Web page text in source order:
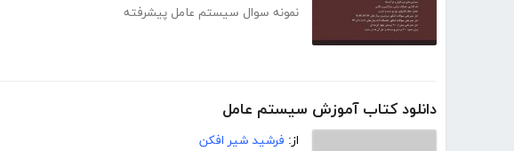
نمونه سوال سیستم عامل پیشرفته
دانلود کتاب آموزش سیستم عامل
از: فرشید شیر افکن